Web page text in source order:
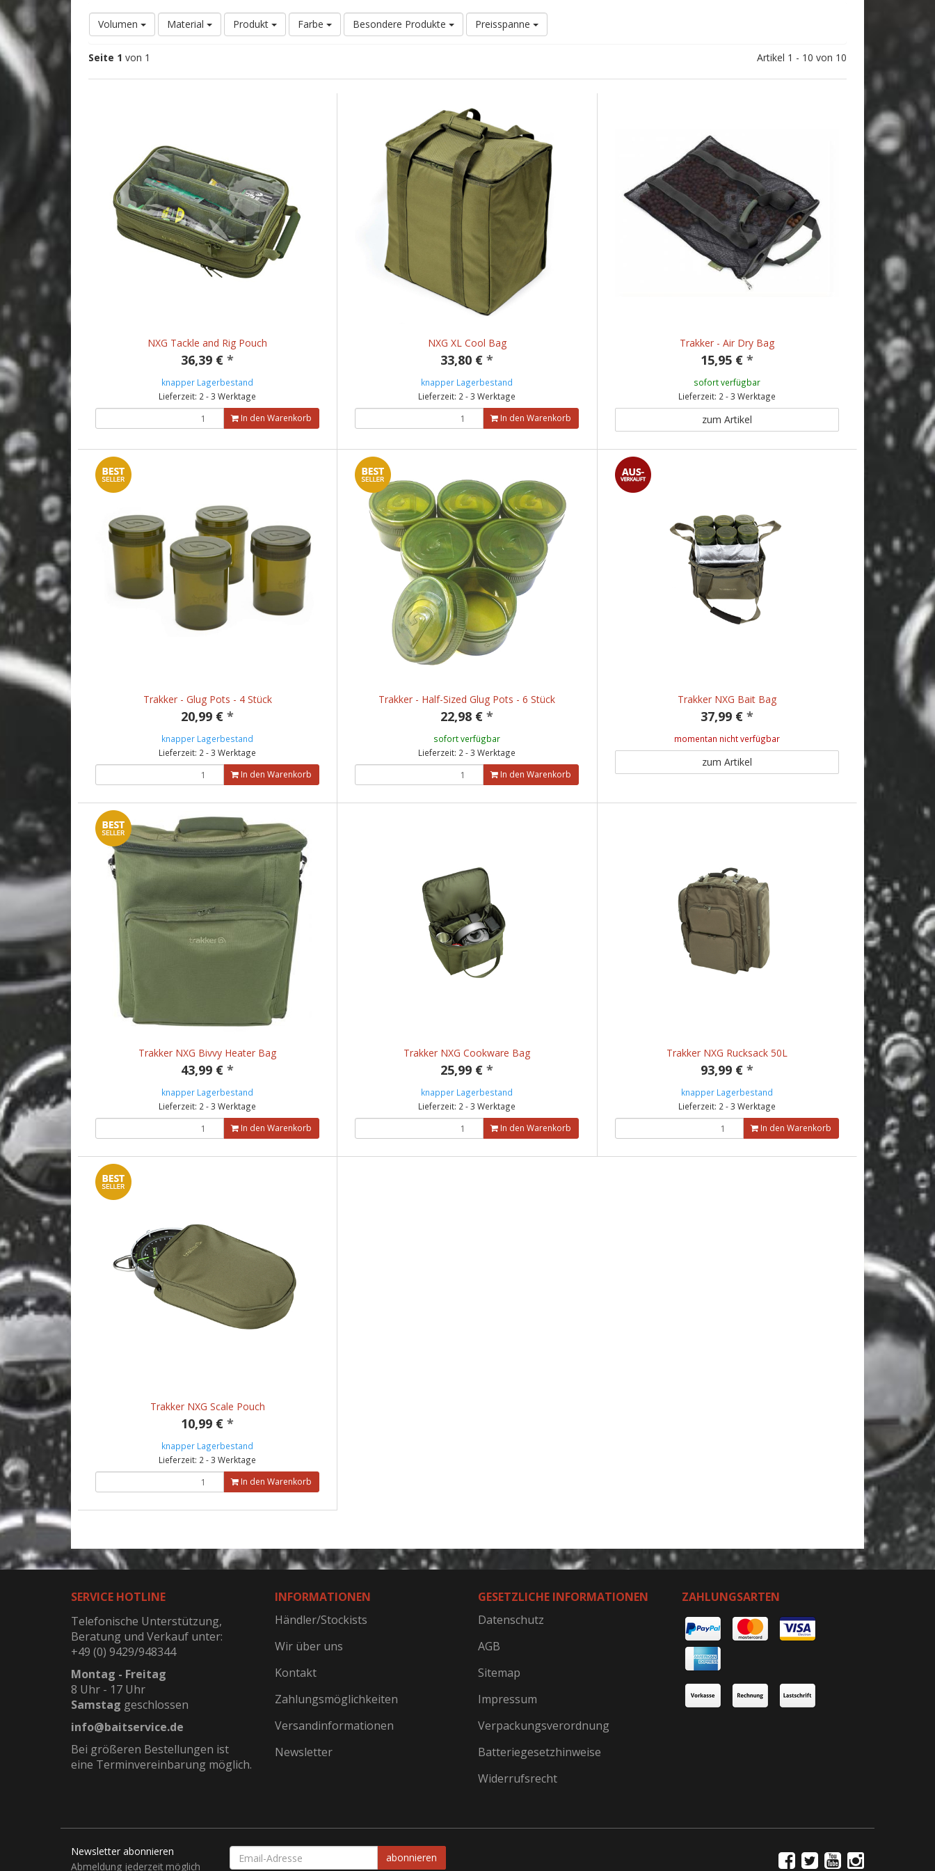
Volumen Material Produkt Farbe Besondere Produkte Preisspanne
Seite 1 von 1 Artikel 1 - 10 von 10
NXG Tackle and Rig Pouch
36,39 € *
knapper Lagerbestand
Lieferzeit: 2 - 3 Werktage
In den Warenkorb
NXG XL Cool Bag
33,80 € *
knapper Lagerbestand
Lieferzeit: 2 - 3 Werktage
In den Warenkorb
Trakker - Air Dry Bag
15,95 € *
sofort verfügbar
Lieferzeit: 2 - 3 Werktage
zum Artikel
Trakker - Glug Pots - 4 Stück
20,99 € *
knapper Lagerbestand
Lieferzeit: 2 - 3 Werktage
In den Warenkorb
Trakker - Half-Sized Glug Pots - 6 Stück
22,98 € *
sofort verfügbar
Lieferzeit: 2 - 3 Werktage
In den Warenkorb
Trakker NXG Bait Bag
37,99 € *
momentan nicht verfügbar
zum Artikel
Trakker NXG Bivvy Heater Bag
43,99 € *
knapper Lagerbestand
Lieferzeit: 2 - 3 Werktage
In den Warenkorb
Trakker NXG Cookware Bag
25,99 € *
knapper Lagerbestand
Lieferzeit: 2 - 3 Werktage
In den Warenkorb
Trakker NXG Rucksack 50L
93,99 € *
knapper Lagerbestand
Lieferzeit: 2 - 3 Werktage
In den Warenkorb
Trakker NXG Scale Pouch
10,99 € *
knapper Lagerbestand
Lieferzeit: 2 - 3 Werktage
In den Warenkorb
SERVICE HOTLINE
Telefonische Unterstützung,
Beratung und Verkauf unter:
+49 (0) 9429/948344
Montag - Freitag
8 Uhr - 17 Uhr
Samstag geschlossen
info@baitservice.de
Bei größeren Bestellungen ist
eine Terminvereinbarung möglich.
INFORMATIONEN
Händler/Stockists
Wir über uns
Kontakt
Zahlungsmöglichkeiten
Versandinformationen
Newsletter
GESETZLICHE INFORMATIONEN
Datenschutz
AGB
Sitemap
Impressum
Verpackungsverordnung
Batteriegesetzhinweise
Widerrufsrecht
ZAHLUNGSARTEN
Newsletter abonnieren
Abmeldung jederzeit möglich
EMAIL-
ADRESSE
abonnieren